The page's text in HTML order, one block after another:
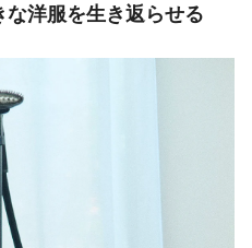
洋服を生き返らせる